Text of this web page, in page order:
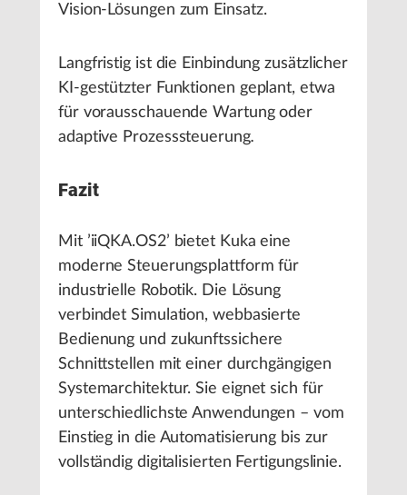
Vision-Lösungen zum Einsatz.
Langfristig ist die Einbindung zusätzlicher
KI-gestützter Funktionen geplant, etwa
für vorausschauende Wartung oder
adaptive Prozesssteuerung.
Fazit
Mit ’iiQKA.OS2’ bietet Kuka eine
moderne Steuerungsplattform für
industrielle Robotik. Die Lösung
verbindet Simulation, webbasierte
Bedienung und zukunftssichere
Schnittstellen mit einer durchgängigen
Systemarchitektur. Sie eignet sich für
unterschiedlichste Anwendungen – vom
Einstieg in die Automatisierung bis zur
vollständig digitalisierten Fertigungslinie.